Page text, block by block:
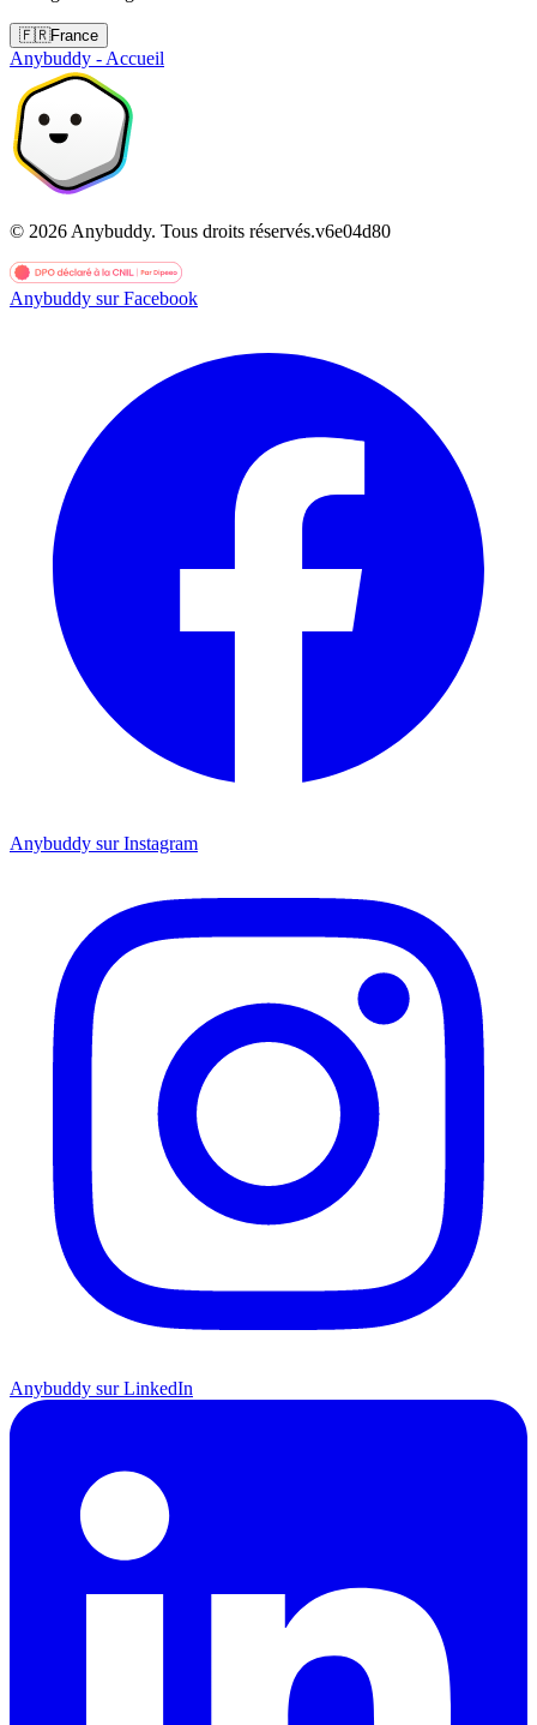
🇫🇷France
Anybuddy - Accueil
© 2026 Anybuddy. Tous droits réservés.v6e04d80
Anybuddy sur Facebook
Anybuddy sur Instagram
Anybuddy sur LinkedIn